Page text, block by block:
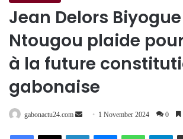
Jean Delors
Ntougou plaide
à la future
gabonaise
gabonactu24.com
Send 1 November 2024 0
FacebookX LinkedInMessengerWhatsApp